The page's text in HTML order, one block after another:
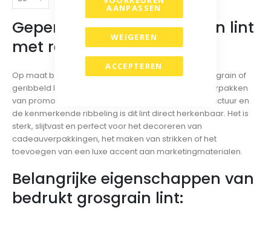
ACCEPTEREN
AANPASSEN
WEIGEREN
Gepersonaliseerd grosgrain lint
met reliëf
Op maat bedrukt ribbellint, ook wel bekend als grosgrain of
geribbeld lint, is een veelgekozen lintsoort bij het verpakken
van promotionele geschenken. Door de stevige structuur en
de kenmerkende ribbeling is dit lint direct herkenbaar. Het is
sterk, slijtvast en perfect voor het decoreren van
cadeauverpakkingen, het maken van strikken of het
toevoegen van een luxe accent aan marketingmaterialen.
Belangrijke eigenschappen van
bedrukt grosgrain lint: